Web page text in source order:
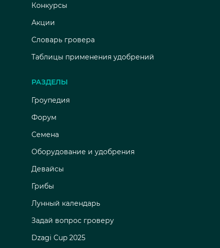
Конкурсы
Акции
Словарь гровера
Таблицы применения удобрений
РАЗДЕЛЫ
Гроупедия
Форум
Семена
Оборудование и удобрения
Девайсы
Грибы
Лунный календарь
Задай вопрос гроверу
Dzagi Cup 2025